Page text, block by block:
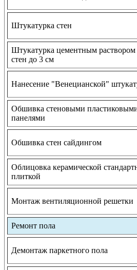
Штукатурка стен
Штукатурка цементным
стен до 3 см
Нанесение "Венецианской"
Обшивка стеновыми
панелями
Обшивка стен сайдингом
Облицовка керамической
плиткой
Монтаж вентиляционной решетки
Ремонт пола
Демонтаж паркетного пола